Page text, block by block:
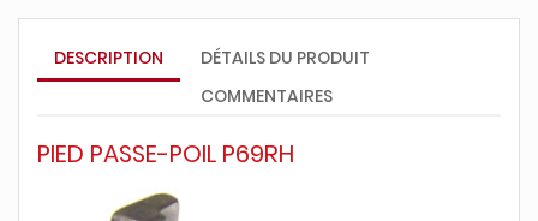
DESCRIPTION
DÉTAILS DU PRODUIT
COMMENTAIRES
PIED PASSE-POIL P69RH